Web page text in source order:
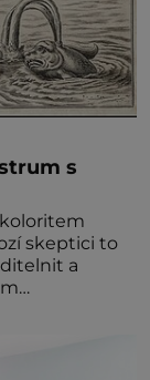
s
skeptici to
a